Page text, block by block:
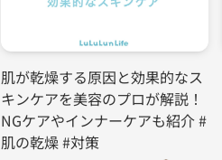
肌が乾燥する原因と効果的なス
キンケアを美容のプロが解説！
NGケアやインナーケアも紹介 #
肌の乾燥 #対策